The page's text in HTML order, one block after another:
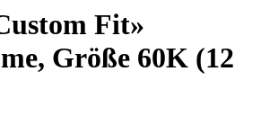
Fit»
Größe 60K (12